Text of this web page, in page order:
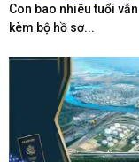
Con bao nhiêu tuổi
kèm bộ hồ sơ...